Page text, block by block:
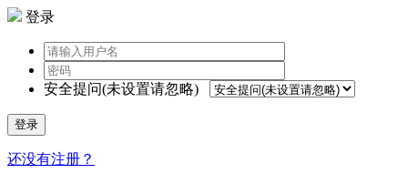
登录
安全提问(未设置请忽略)
登录
还没有注册？